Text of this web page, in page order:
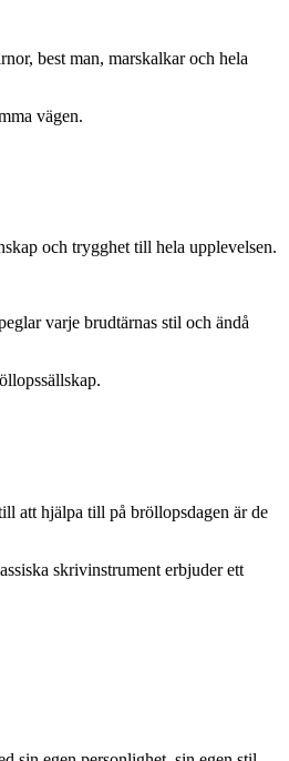
best man, marskalkar och hela
vägen.
och trygghet till hela upplevelsen.
varje brudtärnas stil och ändå
att hjälpa till på bröllopsdagen är de
skrivinstrument erbjuder ett